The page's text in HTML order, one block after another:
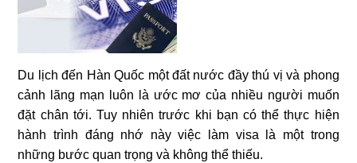
Du lịch đến Hàn Quốc một đất nước đầy thú vị và phong
cảnh lãng mạn luôn là ước mơ của nhiều người muốn
đặt chân tới. Tuy nhiên trước khi bạn có thể thực hiện
hành trình đáng nhớ này việc làm visa là một trong
những bước quan trọng và không thể thiếu.